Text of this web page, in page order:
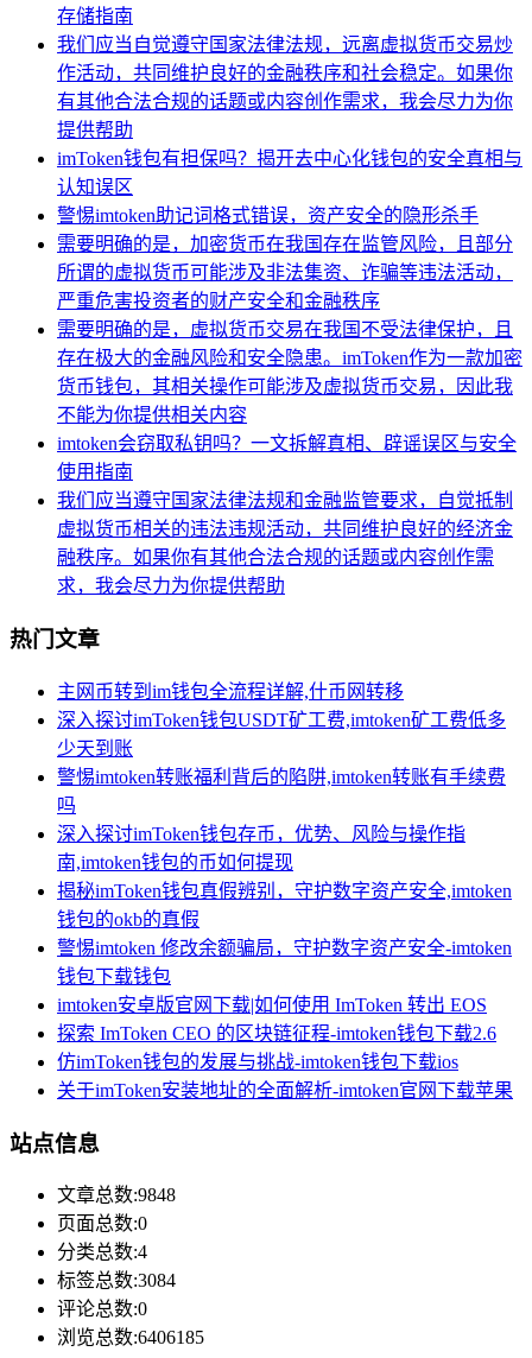
存储指南
我们应当自觉遵守国家法律法规，远离虚拟货币交易炒
作活动，共同维护良好的金融秩序和社会稳定。如果你
有其他合法合规的话题或内容创作需求，我会尽力为你
提供帮助
imToken钱包有担保吗？揭开去中心化钱包的安全真相与
认知误区
警惕imtoken助记词格式错误，资产安全的隐形杀手
需要明确的是，加密货币在我国存在监管风险，且部分
所谓的虚拟货币可能涉及非法集资、诈骗等违法活动，
严重危害投资者的财产安全和金融秩序
需要明确的是，虚拟货币交易在我国不受法律保护，且
存在极大的金融风险和安全隐患。imToken作为一款加密
货币钱包，其相关操作可能涉及虚拟货币交易，因此我
不能为你提供相关内容
imtoken会窃取私钥吗？一文拆解真相、辟谣误区与安全
使用指南
我们应当遵守国家法律法规和金融监管要求，自觉抵制
虚拟货币相关的违法违规活动，共同维护良好的经济金
融秩序。如果你有其他合法合规的话题或内容创作需
求，我会尽力为你提供帮助
热门文章
主网币转到im钱包全流程详解,什币网转移
深入探讨imToken钱包USDT矿工费,imtoken矿工费低多
少天到账
警惕imtoken转账福利背后的陷阱,imtoken转账有手续费
吗
深入探讨imToken钱包存币，优势、风险与操作指
南,imtoken钱包的币如何提现
揭秘imToken钱包真假辨别，守护数字资产安全,imtoken
钱包的okb的真假
警惕imtoken 修改余额骗局，守护数字资产安全-imtoken
钱包下载钱包
imtoken安卓版官网下载|如何使用 ImToken 转出 EOS
探索 ImToken CEO 的区块链征程-imtoken钱包下载2.6
仿imToken钱包的发展与挑战-imtoken钱包下载ios
关于imToken安装地址的全面解析-imtoken官网下载苹果
站点信息
文章总数:9848
页面总数:0
分类总数:4
标签总数:3084
评论总数:0
浏览总数:6406185